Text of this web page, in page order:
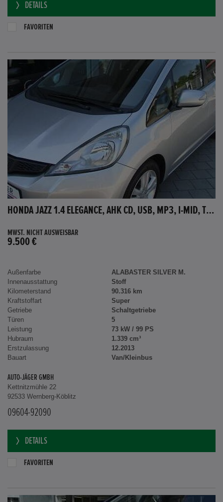
DETAILS
FAVORITEN
HONDA JAZZ 1.4 ELEGANCE, AHK CD, USB, MP3, I-MID, TEMPOMAT, AUX-IN
MWST. NICHT AUSWEISBAR
9.500 €
Außenfarbe
ALABASTER SILVER M.
Innenausstattung
Stoff
Kilometerstand
90.316 km
Kraftstoffart
Super
Getriebe
Schaltgetriebe
Türen
5
Leistung
73 kW / 99 PS
Hubraum
1.339 cm³
Erstzulassung
12.2013
Bauart
Van/Kleinbus
AUTO-JÄGER GMBH
Kettnitzmühle 22
92533 Wernberg-Köblitz
09604-92090
DETAILS
FAVORITEN